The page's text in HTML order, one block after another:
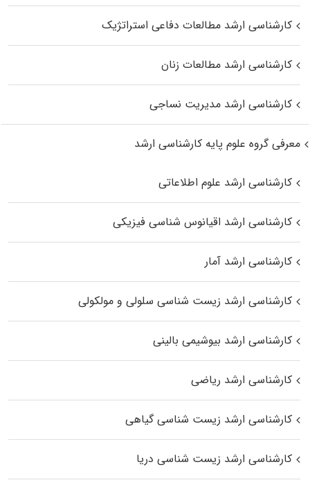
کارشناسی ارشد مطالعات دفاعی استراتژیک
کارشناسی ارشد مطالعات زنان
کارشناسی ارشد مدیریت نساجی
معرفی گروه علوم پایه کارشناسی ارشد
کارشناسی ارشد علوم اطلاعاتی
کارشناسی ارشد اقیانوس‌ شناسی فیزیکی
کارشناسی ارشد آمار
کارشناسی ارشد زیست شناسی سلولی و مولکولی
کارشناسی ارشد بیوشیمی بالینی
کارشناسی ارشد ریاضی
کارشناسی ارشد زیست‌ شناسی گیاهی
کارشناسی ارشد زیست‌ شناسی دریا